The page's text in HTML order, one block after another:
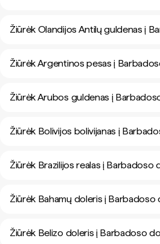
Žiūrėk Olandijos Antilų guldenas į
Žiūrėk Argentinos pesas į
Žiūrėk Arubos guldenas į
Žiūrėk Bolivijos bolivijanas į
Žiūrėk Brazilijos realas į Barbadoso
Žiūrėk Bahamų doleris į Barbadoso
Žiūrėk Belizo doleris į Barbadoso